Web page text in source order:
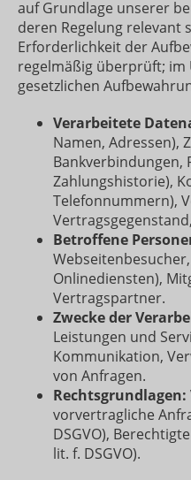
auf Grundlage unserer
deren Regelung relevant
Erforderlichkeit der
regelmäßig überprüft; im
gesetzlichen
Verarbeitete
Namen, Adressen),
Bankverbindungen,
Zahlungshistorie),
Telefonnummern),
Betroffene
Onlinediensten),
Vertragspartner.
Zwecke der
Leistungen und
Kommunikation,
von Anfragen.
Rechtsgrundlagen:
vorvertragliche
DSGVO),
lit. f. DSGVO).